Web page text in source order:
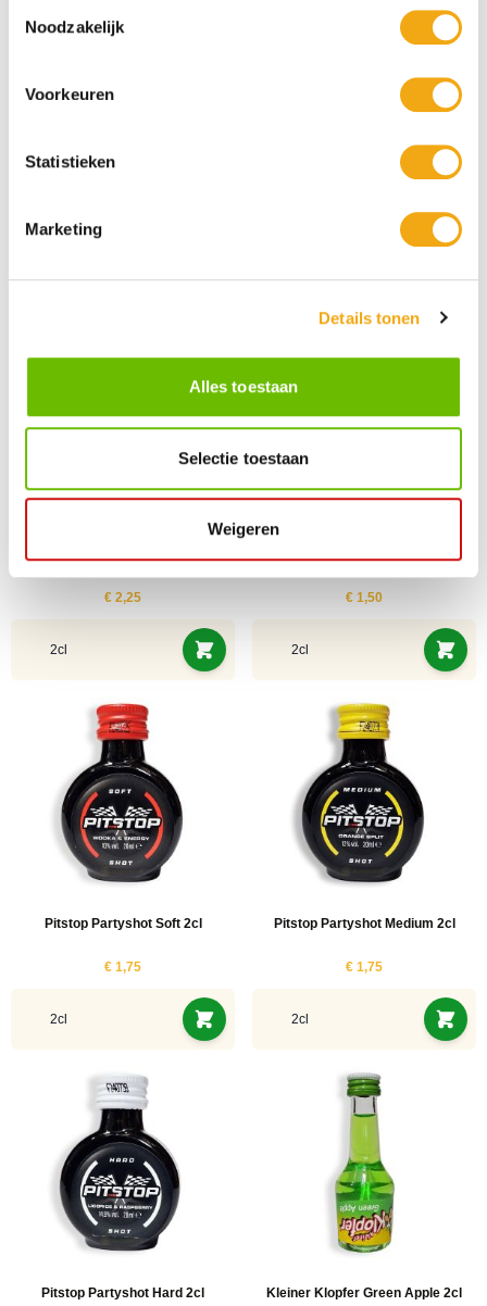
Noodzakelijk
Voorkeuren
Statistieken
Marketing
Details tonen
Alles toestaan
Selectie toestaan
Weigeren
2cl 2cl
€ 2,25
2cl
K-BOOM Aardbei Partyshot 2cl
€ 1,50
2cl
Pitstop Partyshot Soft 2cl
€ 1,75
2cl
Pitstop Partyshot Medium 2cl
€ 1,75
2cl
Pitstop Partyshot Hard 2cl Kleiner Klopfer Green Apple 2cl